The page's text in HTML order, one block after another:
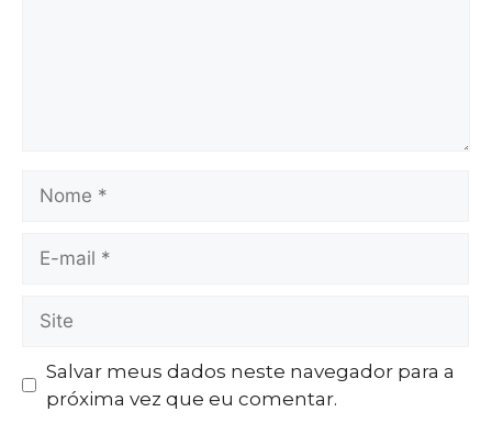
Salvar meus dados neste navegador para a
próxima vez que eu comentar.